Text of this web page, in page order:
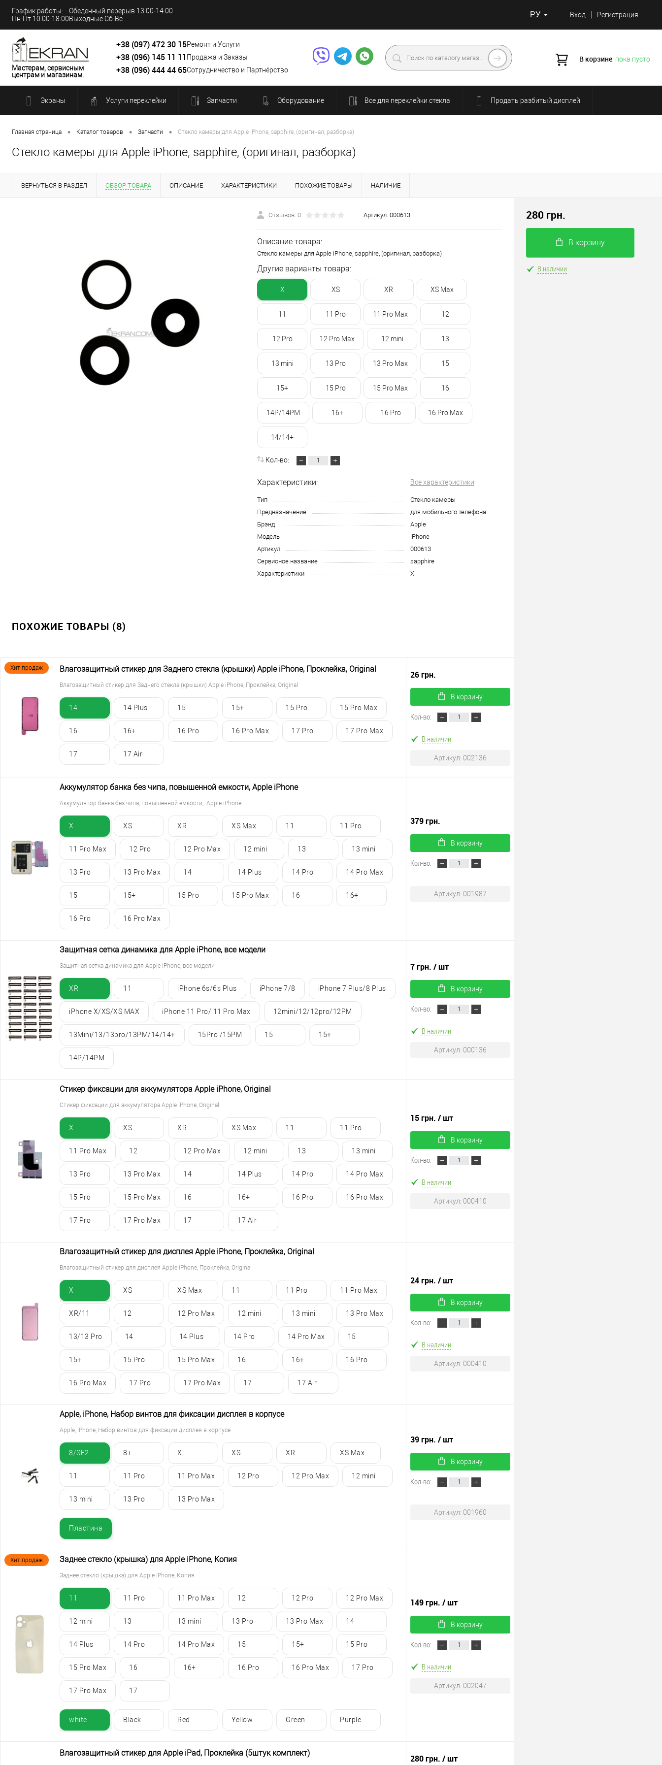
График работы:
Пн-Пт 10:00-18:00
Обеденный перерыв 13:00-14:00
Выходные Сб-Вс
РУ Вход Регистрация
Мастерам, сервисным
центрам и магазинам.
+38 (097) 472 30 15Ремонт и Услуги
+38 (096) 145 11 11 Продажа и Заказы
+38 (096) 444 44 65Сотрудничество и Партнёрство
В корзине пока пусто
Экраны Услуги переклейки Запчасти Оборудование Все для переклейки стекла Продать разбитый дисплей
Главная страница • Каталог товаров • Запчасти • Стекло камеры для Apple iPhone, sapphire, (оригинал, разборка)
Стекло камеры для Apple iPhone, sapphire, (оригинал, разборка)
ВЕРНУТЬСЯ В РАЗДЕЛ ОБЗОР ТОВАРА ОПИСАНИЕ ХАРАКТЕРИСТИКИ ПОХОЖИЕ ТОВАРЫ НАЛИЧИЕ
Отзывов: 0 Артикул: 000613
Описание товара:
Стекло камеры для Apple iPhone, sapphire, (оригинал, разборка)
Другие варианты товара:
X XS XR XS Max
11 11 Pro 11 Pro Max 12
12 Pro 12 Pro Max 12 mini 13
13 mini 13 Pro 13 Pro Max 15
15+ 15 Pro 15 Pro Max 16
14P/14PM 16+ 16 Pro 16 Pro Max
14/14+
Кол-во:
Характеристики: Все характеристики
Тип
Стекло камеры
Предназначение
для мобильного телефона
Брэнд
Apple
Модель
iPhone
Артикул
000613
Сервисное название
sapphire
Характеристики
X
ПОХОЖИЕ ТОВАРЫ (8)
Хит продаж Влагозащитный стикер для Заднего стекла (крышки) Apple iPhone, Проклейка, Original
Влагозащитный стикер для Заднего стекла (крышки) Apple iPhone, Проклейка, Original
14 14 Plus 15 15+ 15 Pro 15 Pro Max
16 16+ 16 Pro 16 Pro Max 17 Pro 17 Pro Max
17 17 Air
26 грн.
В корзину
Кол-во:
В наличии
Артикул: 002136
Аккумулятор банка без чипа, повышенной емкости, Apple iPhone
Аккумулятор банка без чипа, повышенной емкости, Apple iPhone
X XS XR XS Max 11 11 Pro
11 Pro Max 12 Pro 12 Pro Max 12 mini 13 13 mini
13 Pro 13 Pro Max 14 14 Plus 14 Pro 14 Pro Max
15 15+ 15 Pro 15 Pro Max 16 16+
16 Pro 16 Pro Max
379 грн.
В корзину
Кол-во:
Артикул: 001987
Защитная сетка динамика для Apple iPhone, все модели
Защитная сетка динамика для Apple iPhone, все модели
XR 11 iPhone 6s/6s Plus iPhone 7/8 iPhone 7 Plus/8 Plus
iPhone X/XS/XS MAX iPhone 11 Pro/ 11 Pro Max 12mini/12/12pro/12PM
13Mini/13/13pro/13PM/14/14+ 15Pro /15PM 15 15+
14P/14PM
7 грн. / шт
В корзину
Кол-во:
В наличии
Артикул: 000136
Стикер фиксации для аккумулятора Apple iPhone, Original
Стикер фиксации для аккумулятора Apple iPhone, Original
X XS XR XS Max 11 11 Pro
11 Pro Max 12 12 Pro Max 12 mini 13 13 mini
13 Pro 13 Pro Max 14 14 Plus 14 Pro 14 Pro Max
15 Pro 15 Pro Max 16 16+ 16 Pro 16 Pro Max
17 Pro 17 Pro Max 17 17 Air
15 грн. / шт
В корзину
Кол-во:
В наличии
Артикул: 000410
Влагозащитный стикер для дисплея Apple iPhone, Проклейка, Original
Влагозащитный стикер для дисплея Apple iPhone, Проклейка, Original
X XS XS Max 11 11 Pro 11 Pro Max
XR/11 12 12 Pro Max 12 mini 13 mini 13 Pro Max
13/13 Pro 14 14 Plus 14 Pro 14 Pro Max 15
15+ 15 Pro 15 Pro Max 16 16+ 16 Pro
16 Pro Max 17 Pro 17 Pro Max 17 17 Air
24 грн. / шт
В корзину
Кол-во:
В наличии
Артикул: 000410
Apple, iPhone, Набор винтов для фиксации дисплея в корпусе
Apple, iPhone, Набор винтов для фиксации дисплея в корпусе
8/SE2 8+ X XS XR XS Max
11 11 Pro 11 Pro Max 12 Pro 12 Pro Max 12 mini
13 mini 13 Pro 13 Pro Max
Пластина
39 грн. / шт
В корзину
Кол-во:
Артикул: 001960
Хит продаж Заднее стекло (крышка) для Apple iPhone, Копия
Заднее стекло (крышка) для Apple iPhone, Копия
11 11 Pro 11 Pro Max 12 12 Pro 12 Pro Max
12 mini 13 13 mini 13 Pro 13 Pro Max 14
14 Plus 14 Pro 14 Pro Max 15 15+ 15 Pro
15 Pro Max 16 16+ 16 Pro 16 Pro Max 17 Pro
17 Pro Max 17
white Black Red Yellow Green Purple
149 грн. / шт
В корзину
Кол-во:
В наличии
Артикул: 002047
Влагозащитный стикер для Apple iPad, Проклейка (5штук комплект)
280 грн. / шт
280 грн.
В корзину
В наличии